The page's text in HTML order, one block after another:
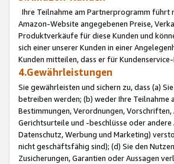
Ihre Teilnahme am Partnerprogramm führt
Amazon-Website angegebenen Preise,
Produktverkäufe für diese Kunden und
sich einer unserer Kunden in einer
Kunden mitteilen, dass er für
4.Gewährleistungen
Sie gewährleisten und sichern zu, dass (a)
betreiben werden; (b) weder Ihre
Bestimmungen, Verordnungen,
Gerichtsurteile und -beschlüsse oder
Datenschutz, Werbung und Marketing)
nicht geschäftsfähig sind); (d) Sie den
Zusicherungen, Garantien oder Aussagen